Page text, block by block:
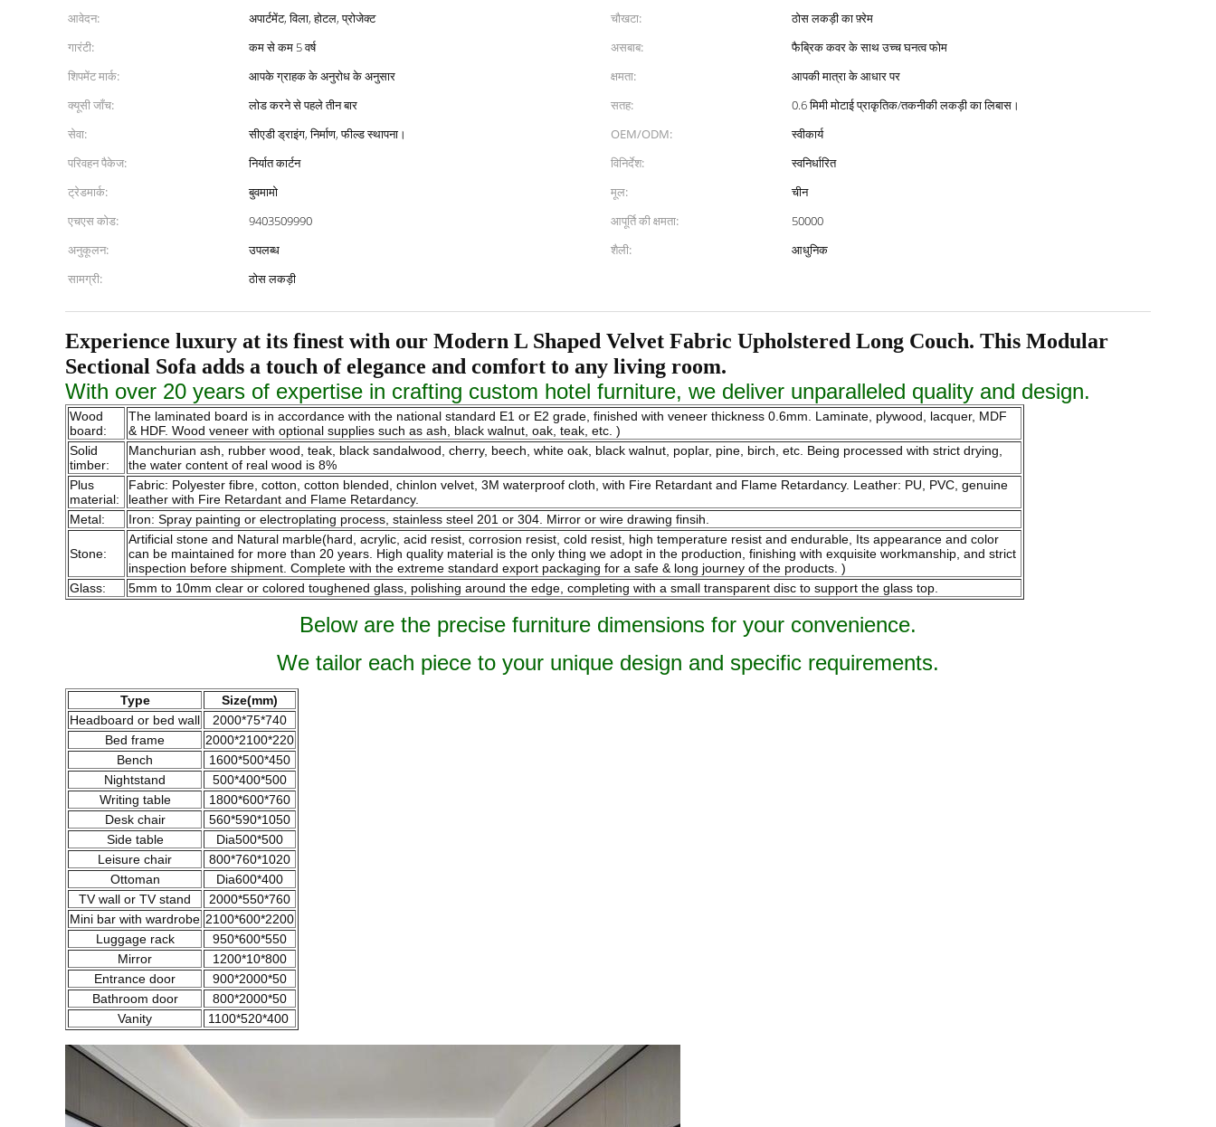
आवेदन:
अपार्टमेंट, विला, होटल, प्रोजेक्ट चौखटा:
ठोस लकड़ी का फ़्रेम
गारंटी:
कम से कम 5 वर्ष असबाब:
फैब्रिक कवर के साथ उच्च घनत्व फोम
शिपमेंट मार्क:
आपके ग्राहक के अनुरोध के अनुसार क्षमता:
आपकी मात्रा के आधार पर
क्यूसी जाँच:
लोड करने से पहले तीन बार सतह:
0.6 मिमी मोटाई प्राकृतिक/तकनीकी लकड़ी का लिबास।
सेवा:
सीएडी ड्राइंग, निर्माण, फील्ड स्थापना। OEM/ODM:
स्वीकार्य
परिवहन पैकेज:
निर्यात कार्टन विनिर्देश:
स्वनिर्धारित
ट्रेडमार्क:
बुवमामो मूल:
चीन
एचएस कोड:
9403509990 आपूर्ति की क्षमता:
50000
अनुकूलन:
उपलब्ध शैली:
आधुनिक
सामग्री:
ठोस लकड़ी
Experience luxury at its finest with our Modern L Shaped Velvet Fabric Upholstered Long Couch. This Modular
Sectional Sofa adds a touch of elegance and comfort to any living room.
With over 20 years of expertise in crafting custom hotel furniture, we deliver unparalleled quality and design.
Wood
board:
The laminated board is in accordance with the national standard E1 or E2 grade, finished with veneer thickness 0.6mm. Laminate, plywood, lacquer, MDF
& HDF. Wood veneer with optional supplies such as ash, black walnut, oak, teak, etc. )
Solid
timber:
Manchurian ash, rubber wood, teak, black sandalwood, cherry, beech, white oak, black walnut, poplar, pine, birch, etc. Being processed with strict drying,
the water content of real wood is 8%
Plus
material:
Fabric: Polyester fibre, cotton, cotton blended, chinlon velvet, 3M waterproof cloth, with Fire Retardant and Flame Retardancy. Leather: PU, PVC, genuine
leather with Fire Retardant and Flame Retardancy.
Metal:
Iron: Spray painting or electroplating process, stainless steel 201 or 304. Mirror or wire drawing finsih.
Stone:
Artificial stone and Natural marble(hard, acrylic, acid resist, corrosion resist, cold resist, high temperature resist and endurable, Its appearance and color
can be maintained for more than 20 years. High quality material is the only thing we adopt in the production, finishing with exquisite workmanship, and strict
inspection before shipment. Complete with the extreme standard export packaging for a safe & long journey of the products. )
Glass:
5mm to 10mm clear or colored toughened glass, polishing around the edge, completing with a small transparent disc to support the glass top.
Below are the precise furniture dimensions for your convenience.
We tailor each piece to your unique design and specific requirements.
Type
Size(mm)
Headboard or bed wall
2000*75*740
Bed frame
2000*2100*220
Bench
1600*500*450
Nightstand
500*400*500
Writing table
1800*600*760
Desk chair
560*590*1050
Side table
Dia500*500
Leisure chair
800*760*1020
Ottoman
Dia600*400
TV wall or TV stand
2000*550*760
Mini bar with wardrobe 2100*600*2200
Luggage rack
950*600*550
Mirror
1200*10*800
Entrance door
900*2000*50
Bathroom door
800*2000*50
Vanity
1100*520*400